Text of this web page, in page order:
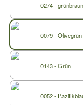
0274 - grünbraun
0079 - Olivegrün
0143 - Grün
0052 -